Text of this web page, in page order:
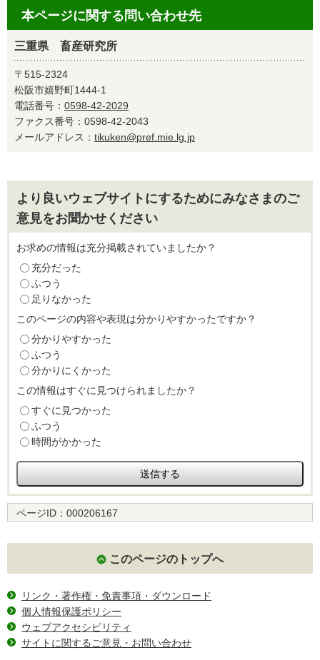
本ページに関する問い合わせ先
三重県 畜産研究所
〒515-2324
松阪市嬉野町1444-1
電話番号： 0598-42-2029
ファクス番号：0598-42-2043
メールアドレス： tikuken@pref.mie.lg.jp
より良いウェブサイトにするためにみなさまのご
意見をお聞かせください
お求めの情報は充分掲載されていましたか？
充分だった
ふつう
足りなかった
このページの内容や表現は分かりやすかったですか？
分かりやすかった
ふつう
分かりにくかった
この情報はすぐに見つけられましたか？
すぐに見つかった
ふつう
時間がかかった
ページID： 000206167
このページのトップへ
リンク・著作権・免責事項・ダウンロード
個人情報保護ポリシー
ウェブアクセシビリティ
サイトに関するご意見・お問い合わせ